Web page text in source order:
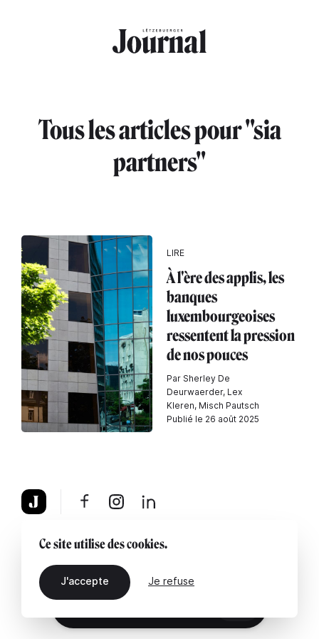
Tous les articles pour "sia
partners"
LIRE
À l'ère des applis, les
banques
luxembourgeoises
ressentent la pression
de nos pouces
Par Sherley De
Deurwaerder, Lex
Kleren, Misch Pautsch
Publié le 26 août 2025
À propos Mentions légales Contactez-nous
Ce site utilise des cookies.
J'accepte Je refuse